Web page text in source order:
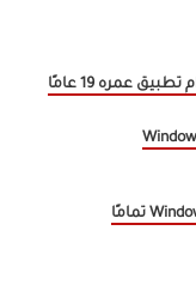
4 أسباب تدفعني لاستخدام تطبيق عمره 19 عامًا